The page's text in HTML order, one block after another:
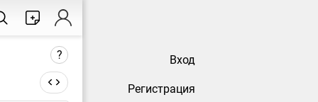
Вход
Регистрация
?